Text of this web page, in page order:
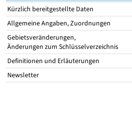
Kürzlich bereitgestellte Daten
Allgemeine Angaben, Zuordnungen
Gebietsveränderungen,
Änderungen zum Schlüsselverzeichnis
Definitionen und Erläuterungen
Newsletter